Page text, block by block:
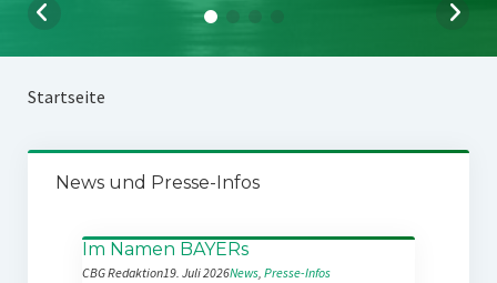
Startseite
News und Presse-Infos
Im Namen BAYERs
CBG Redaktion19. Juli 2026News, Presse-Infos